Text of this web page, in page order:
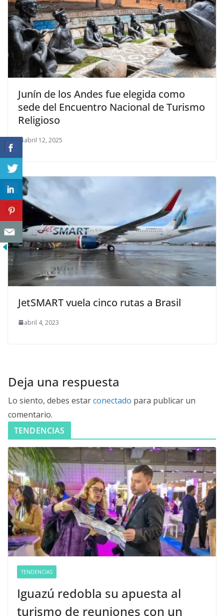
Junín de los Andes fue elegida como
sede del Encuentro Nacional de Turismo
Religioso
abril 12, 2025
JetSMART vuela cinco rutas a Brasil
abril 4, 2023
Deja una respuesta
Lo siento, debes estarconectado para publicar un
comentario.
TENDENCIAS
TENDENCIAS
Iguazú redobla su apuesta al
turismo de reuniones con un